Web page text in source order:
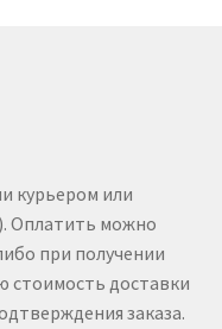
курьером или
). Оплатить можно
при получении
стоимость доставки
заказа.